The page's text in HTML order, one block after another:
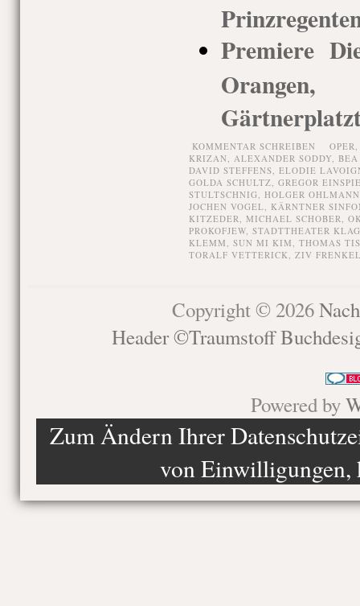
Premiere
KOMMENTAR SCHREIBEN
KRIZAN, ALEXANDER SODDY,
DAVID STEFFENS, ELODIE
GOLDA SCHULTZ, GREGOR
STULTSCHNIG, HOLGER OHLMANN
JOCHEN VOGEL, KÄRNTNER
KITZEDER, MICHAEL SCHOBER,
PROKOFJEW, STADTTHEATER
KLEMM, SUN MI KIM, THOMAS
TORALF VETTERICK, ZIV
Copyright © 2026
Header ©Traumstoff
Powered by
Zum Ändern Ihrer
von